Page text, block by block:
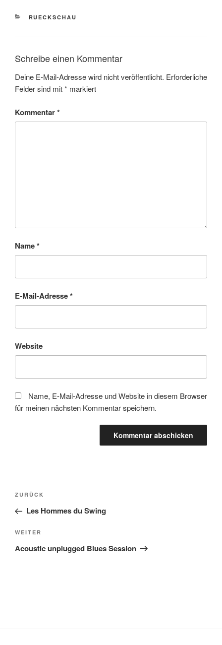
KATEGORIEN
RUECKSCHAU
Schreibe einen Kommentar
Deine E-Mail-Adresse wird nicht veröffentlicht. Erforderliche
Felder sind mit* markiert
Kommentar*
Name*
E-Mail-Adresse*
Website
Name, E-Mail-Adresse und Website in diesem Browser
für meinen nächsten Kommentar speichern.
Beitragsnavigation
Vorheriger
Beitrag
ZURÜCK
Les Hommes du Swing
Nächster
Beitrag
WEITER
Acoustic unplugged Blues Session